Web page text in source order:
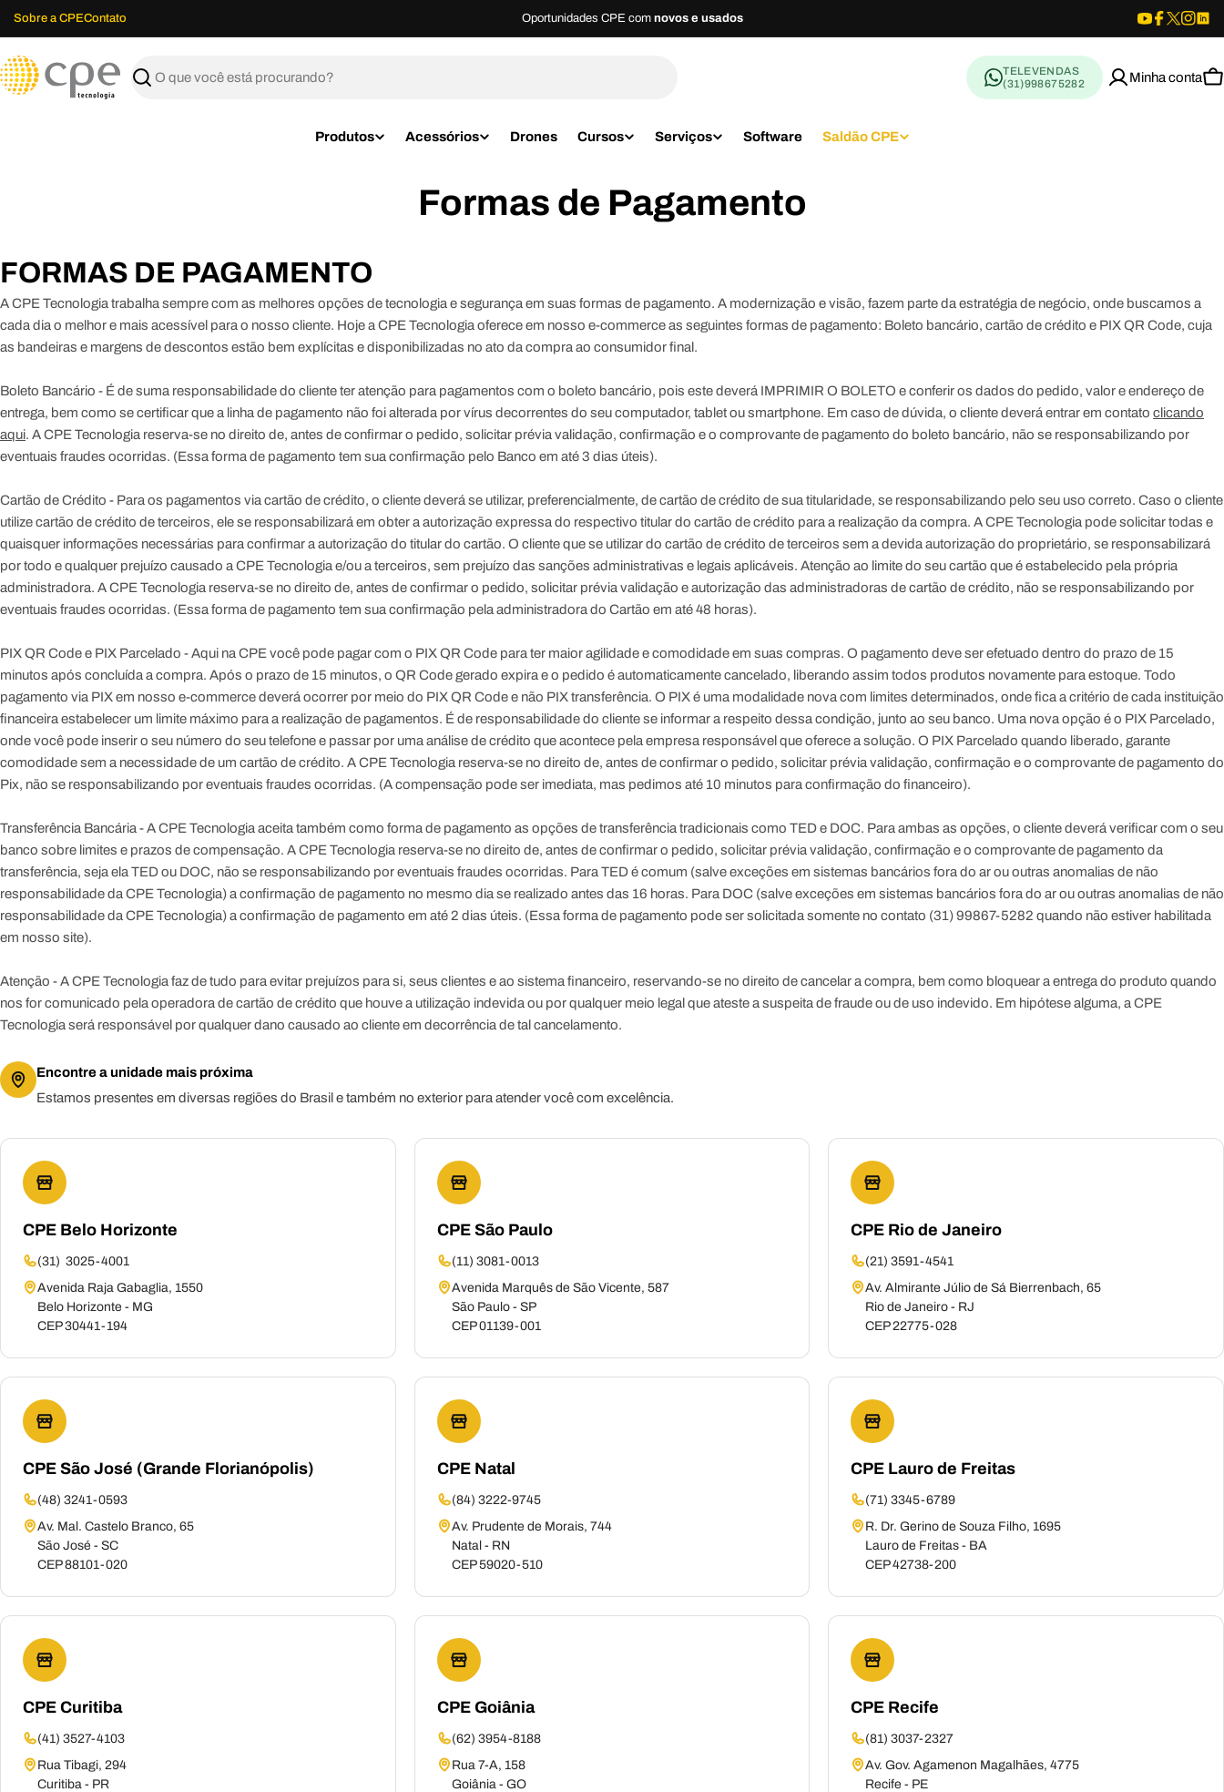
conteúdo
Sobre a CPEContato Oportunidades CPE com novos e usados
C
n
o
l
o
g
i
Buscar
TELEVENDAS
(31)998675282
Produtos Acessórios Drones Cursos Serviços Software Saldão CPE
Formas de Pagamento
FORMAS DE PAGAMENTO
A CPE Tecnologia trabalha sempre com as melhores opções de tecnologia e segurança em suas formas de pagamento. A modernização e visão, fazem parte da estratégia de negócio, onde buscamos a
cada dia o melhor e mais acessível para o nosso cliente. Hoje a CPE Tecnologia oferece em nosso e-commerce as seguintes formas de pagamento: Boleto bancário, cartão de crédito e PIX QR Code, cuja
as bandeiras e margens de descontos estão bem explícitas e disponibilizadas no ato da compra ao consumidor final.
Boleto Bancário - É de suma responsabilidade do cliente ter atenção para pagamentos com o boleto bancário, pois este deverá IMPRIMIR O BOLETO e conferir os dados do pedido, valor e endereço de
entrega, bem como se certificar que a linha de pagamento não foi alterada por vírus decorrentes do seu computador, tablet ou smartphone. Em caso de dúvida, o cliente deverá entrar em contato clicando
aqui. A CPE Tecnologia reserva-se no direito de, antes de confirmar o pedido, solicitar prévia validação, confirmação e o comprovante de pagamento do boleto bancário, não se responsabilizando por
eventuais fraudes ocorridas. (Essa forma de pagamento tem sua confirmação pelo Banco em até3 dias úteis).
Cartão de Crédito - Para os pagamentos via cartão de crédito, o cliente deverá se utilizar, preferencialmente, de cartão de crédito de sua titularidade, se responsabilizando pelo seu uso correto. Caso o cliente
utilize cartão de crédito de terceiros, ele se responsabilizará em obter a autorização expressa do respectivo titular do cartão de crédito para a realização da compra. A CPE Tecnologia pode solicitar todas e
quaisquer informações necessárias para confirmar a autorização do titular do cartão. O cliente que se utilizar do cartão de crédito de terceiros sem a devida autorização do proprietário, se responsabilizará
por todo e qualquer prejuízo causado a CPE Tecnologia e/ou a terceiros, sem prejuízo das sanções administrativas e legais aplicáveis. Atenção ao limite do seu cartão que é estabelecido pela própria
administradora. A CPE Tecnologia reserva-se no direito de, antes de confirmar o pedido, solicitar prévia validação e autorização das administradoras de cartão de crédito, não se responsabilizando por
eventuais fraudes ocorridas. (Essa forma de pagamento tem sua confirmação pela administradora do Cartão em até48 horas).
PIX QR Code e PIX Parcelado - Aqui na CPE você pode pagar com o PIX QR Code para ter maior agilidade e comodidade em suas compras. O pagamento deve ser efetuado dentro do prazo de 15
minutos após concluída a compra. Após o prazo de 15 minutos, o QR Code gerado expira e o pedido é automaticamente cancelado, liberando assim todos produtos novamente para estoque. Todo
pagamento via PIX em nosso e-commerce deverá ocorrer por meio do PIX QR Code e não PIX transferência. O PIX é uma modalidade nova com limites determinados, onde fica a critério de cada instituição
financeira estabelecer um limite máximo para a realização de pagamentos. É de responsabilidade do cliente se informar a respeito dessa condição, junto ao seu banco. Uma nova opção é o PIX Parcelado,
onde você pode inserir o seu número do seu telefone e passar por uma análise de crédito que acontece pela empresa responsável que oferece a solução. O PIX Parcelado quando liberado, garante
comodidade sem a necessidade de um cartão de crédito. A CPE Tecnologia reserva-se no direito de, antes de confirmar o pedido, solicitar prévia validação, confirmação e o comprovante de pagamento do
Pix, não se responsabilizando por eventuais fraudes ocorridas. (A compensação pode ser imediata, mas pedimos até 10 minutos para confirmação do financeiro).
Transferência Bancária - A CPE Tecnologia aceita também como forma de pagamento as opções de transferência tradicionais como TED e DOC. Para ambas as opções, o cliente deverá verificar com o seu
banco sobre limites e prazos de compensação. A CPE Tecnologia reserva-se no direito de, antes de confirmar o pedido, solicitar prévia validação, confirmação e o comprovante de pagamento da
transferência, seja ela TED ou DOC, não se responsabilizando por eventuais fraudes ocorridas. Para TED é comum (salve exceções em sistemas bancários fora do ar ou outras anomalias de não
responsabilidade da CPE Tecnologia) a confirmação de pagamento no mesmo dia se realizado antes das 16 horas. Para DOC (salve exceções em sistemas bancários fora do ar ou outras anomalias de não
responsabilidade da CPE Tecnologia) a confirmação de pagamento em até 2 dias úteis. (Essa forma de pagamento pode ser solicitada somente no contato (31) 99867-5282 quando não estiver habilitada
em nosso site).
Atenção - A CPE Tecnologia faz de tudo para evitar prejuízos para si, seus clientes e ao sistema financeiro, reservando-se no direito de cancelar a compra, bem como bloquear a entrega do produto quando
nos for comunicado pela operadora de cartão de crédito que houve a utilização indevida ou por qualquer meio legal que ateste a suspeita de fraude ou de uso indevido. Em hipótese alguma, a CPE
Tecnologia será responsável por qualquer dano causado ao cliente em decorrência de tal cancelamento.
Encontre a unidade mais próxima
Estamos presentes em diversas regiões do Brasil e também no exterior para atender você com excelência.
CPE Belo Horizonte
(31) 3025-4001
Avenida Raja Gabaglia, 1550
Belo Horizonte - MG
CEP 30441-194
CPE São Paulo
(11) 3081-0013
Avenida Marquês de São Vicente, 587
São Paulo - SP
CEP 01139-001
CPE Rio de Janeiro
(21) 3591-4541
Av. Almirante Júlio de Sá Bierrenbach, 65
Rio de Janeiro - RJ
CEP 22775-028
CPE São José (Grande Florianópolis)
(48) 3241-0593
Av. Mal. Castelo Branco, 65
São José - SC
CEP 88101-020
CPE Natal
(84) 3222-9745
Av. Prudente de Morais, 744
Natal - RN
CEP 59020-510
CPE Lauro de Freitas
(71) 3345-6789
R. Dr. Gerino de Souza Filho, 1695
Lauro de Freitas - BA
CEP 42738-200
CPE Curitiba
(41) 3527-4103
Rua Tibagi, 294
Curitiba - PR
CPE Goiânia
(62) 3954-8188
Rua 7-A, 158
Goiânia - GO
CPE Recife
(81) 3037-2327
Av. Gov. Agamenon Magalhães, 4775
Recife - PE